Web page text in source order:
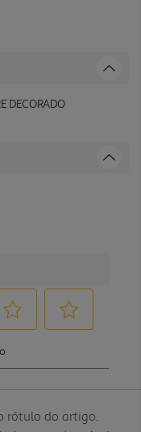
DECORADO
rótulo do artigo.